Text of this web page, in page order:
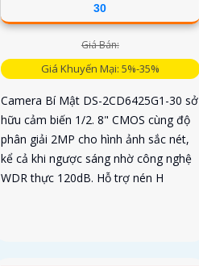
30
Giá Bán:
Giá Khuyến Mại: 5%-35%
Camera Bí Mật DS-2CD6425G1-30 sở
hữu cảm biến 1/2. 8" CMOS cùng độ
phân giải 2MP cho hình ảnh sắc nét,
kể cả khi ngược sáng nhờ công nghệ
WDR thực 120dB. Hỗ trợ nén H